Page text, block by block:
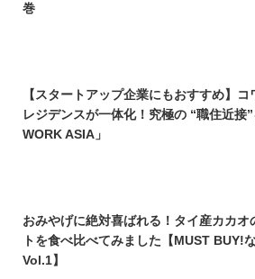
巻
【スタートアップ企業にもおすすめ】
レジデンスが一体化！究極の “職住近接
WORK ASIA」
おみやげに絶対喜ばれる！タイ産カカ
トを食べ比べてみました【MUST BUY!
Vol.1】